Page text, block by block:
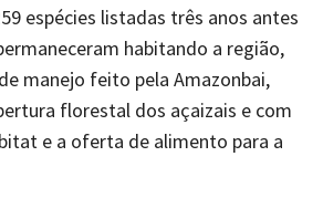
espécies listadas três anos antes
habitando a região,
manejo feito pela Amazonbai,
florestal dos açaizais e com
e a oferta de alimento para a